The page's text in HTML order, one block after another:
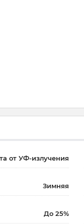
от УФ-излучения
Зимняя
До 25%